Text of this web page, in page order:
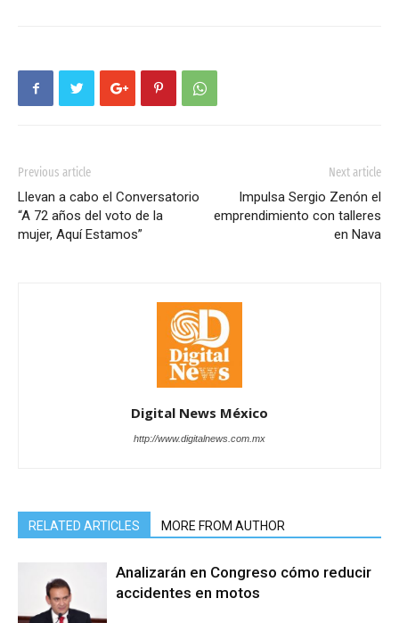
Previous article
Llevan a cabo el Conversatorio
“A 72 años del voto de la
mujer, Aquí Estamos”
Next article
Impulsa Sergio Zenón el
emprendimiento con talleres
en Nava
Digital News México
http://www.digitalnews.com.mx
RELATED ARTICLES MORE FROM AUTHOR
Analizarán en Congreso cómo reducir
accidentes en motos